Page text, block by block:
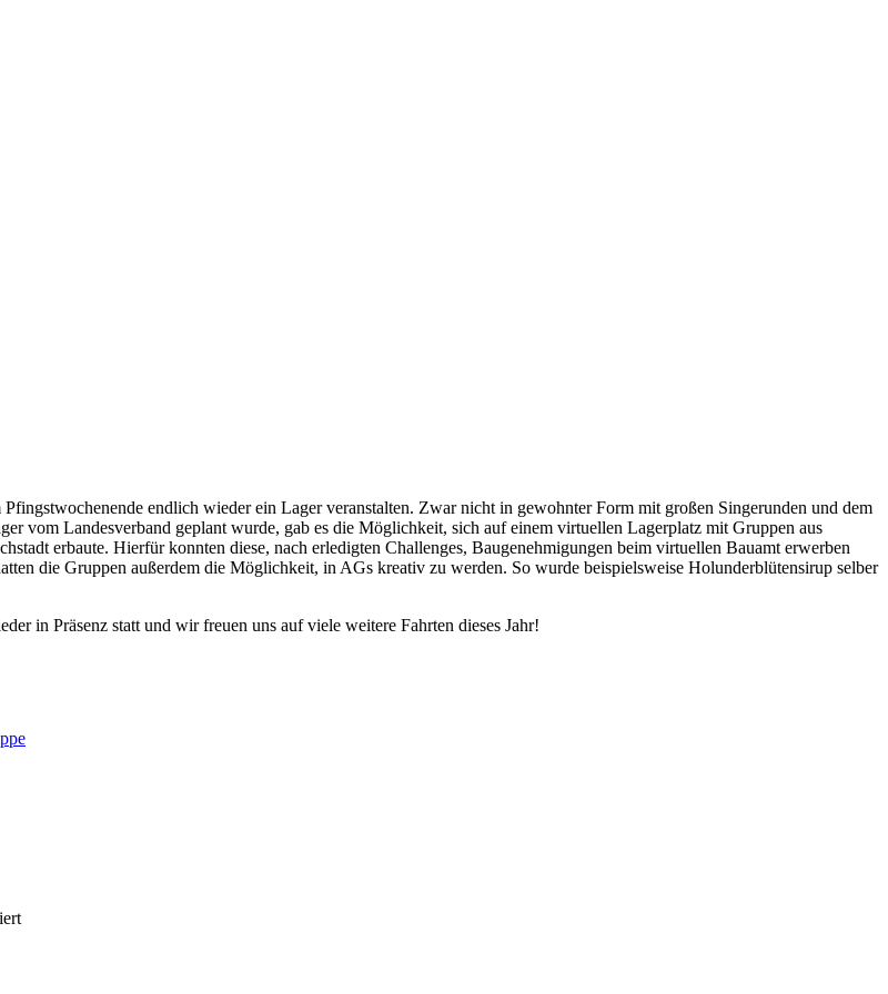
endlich wieder ein Lager veranstalten. Zwar nicht in gewohnter Form mit großen Singerunden und dem
vom Landesverband geplant wurde, gab es die Möglichkeit, sich auf einem virtuellen Lagerplatz mit Gruppen aus
erbaute. Hierfür konnten diese, nach erledigten Challenges, Baugenehmigungen beim virtuellen Bauamt erwerben
die Gruppen außerdem die Möglichkeit, in AGs kreativ zu werden. So wurde beispielsweise Holunderblütensirup selber
in Präsenz statt und wir freuen uns auf viele weitere Fahrten dieses Jahr!